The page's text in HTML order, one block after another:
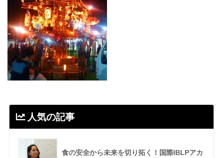
人気の記事
食の安全から未来を切り拓く！国際IBLPアカ